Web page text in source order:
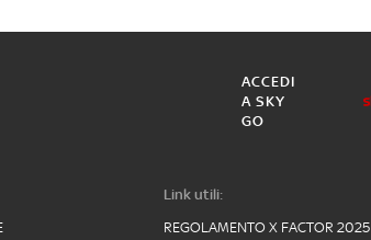
ACCEDI
A SKY
GO
Link utili:
REGOLAMENTO X FACTOR 2025